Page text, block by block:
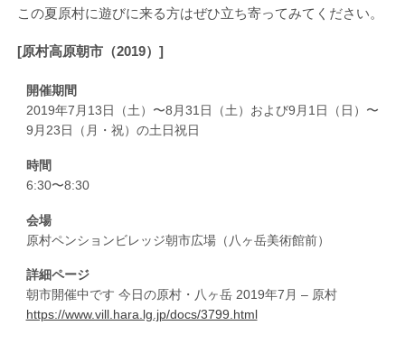
この夏原村に遊びに来る方はぜひ立ち寄ってみてください。
[原村高原朝市（2019）]
開催期間
2019年7月13日（土）〜8月31日（土）および9月1日（日）〜
9月23日（月・祝）の土日祝日
時間
6:30〜8:30
会場
原村ペンションビレッジ朝市広場（八ヶ岳美術館前）
詳細ページ
朝市開催中です 今日の原村・八ヶ岳 2019年7月 – 原村
https://www.vill.hara.lg.jp/docs/3799.html